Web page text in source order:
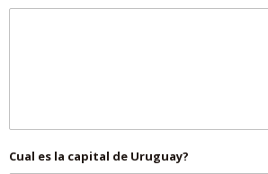
Cual es la capital de Uruguay?